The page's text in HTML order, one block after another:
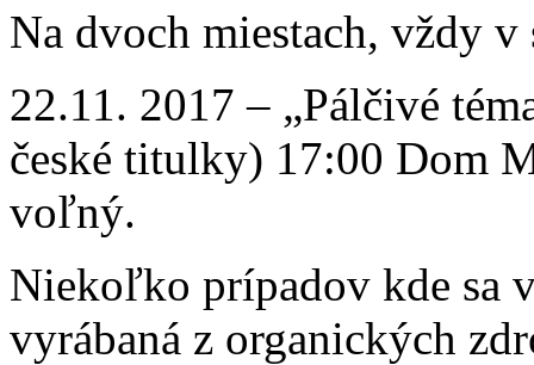
Na dvoch miestach, vždy v
22.11. 2017 – „Pálčivé
české titulky) 17:00 Dom
voľný.
Niekoľko prípadov kde sa
vyrábaná z organických